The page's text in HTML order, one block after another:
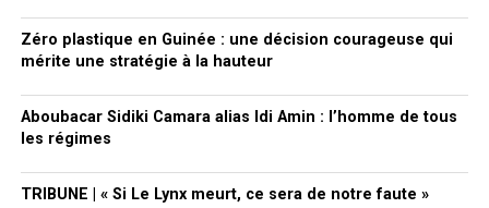
Zéro plastique en Guinée : une décision courageuse qui
mérite une stratégie à la hauteur
Aboubacar Sidiki Camara alias Idi Amin : l’homme de tous
les régimes
TRIBUNE | « Si Le Lynx meurt, ce sera de notre faute »